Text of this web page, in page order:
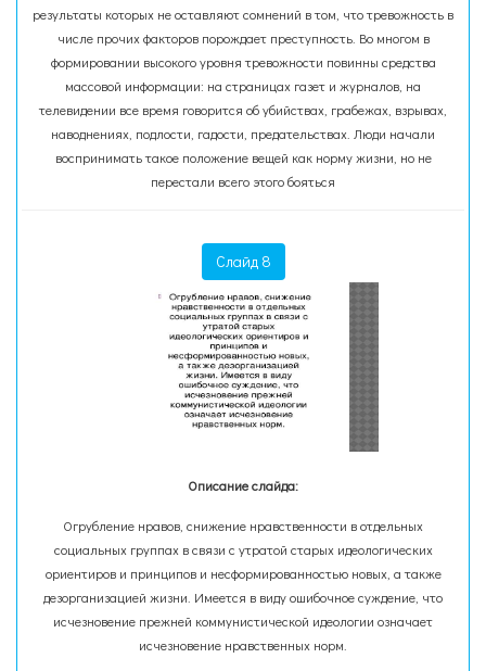
результаты которых не оставляют сомнений в том, что тревожность в
числе прочих факторов порождает преступность. Во многом в
формировании высокого уровня тревожности повинны средства
массовой информации: на страницах газет и журналов, на
телевидении все время говорится об убийствах, грабежах, взрывах,
наводнениях, подлости, гадости, предательствах. Люди начали
воспринимать такое положение вещей как норму жизни, но не
перестали всего этого бояться
Слайд 8
Описание слайда:
Огрубление нравов, снижение нравственности в отдельных
социальных группах в связи с утратой старых идеологических
ориентиров и принципов и несформированностью новых, а также
дезорганизацией жизни. Имеется в виду ошибочное суждение, что
исчезновение прежней коммунистической идеологии означает
исчезновение нравственных норм.